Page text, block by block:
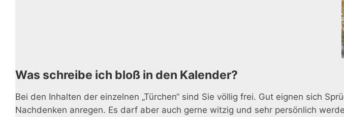
Was schreibe ich bloß in den Kalender?
Bei den Inhalten der einzelnen „Türchen“ sind Sie völlig frei. Gut eignen sich
Nachdenken anregen. Es darf aber auch gerne witzig und sehr persönlich